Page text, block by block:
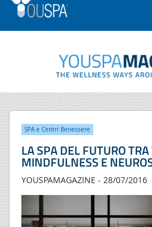
SPA e Centri Benessere
LA SPA DEL FUTURO
MINDFULNESS E
YOUSPAMAGAZINE - 28/07/2016